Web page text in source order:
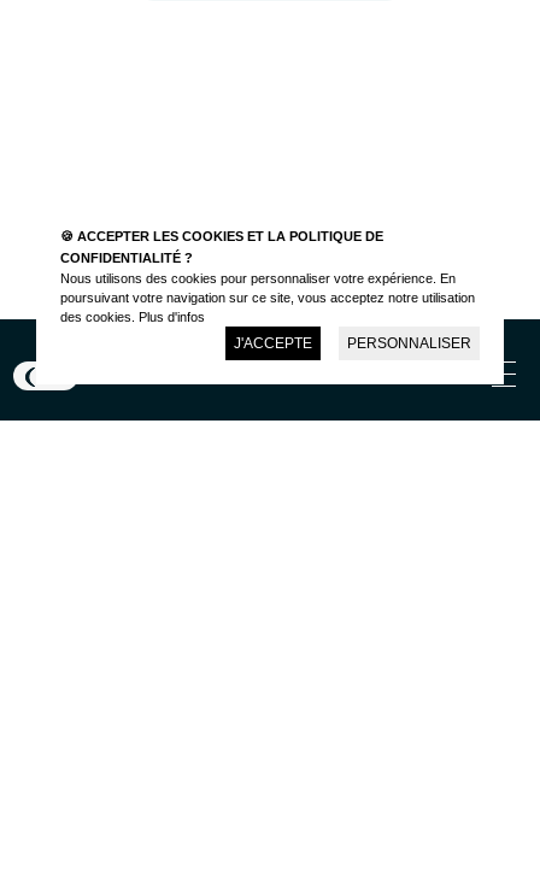
🍪 ACCEPTER LES COOKIES ET LA POLITIQUE DE
CONFIDENTIALITÉ ?
Nous utilisons des cookies pour personnaliser votre expérience. En
poursuivant votre navigation sur ce site, vous acceptez notre utilisation
des cookies. Plus d'infos
J'ACCEPTE PERSONNALISER